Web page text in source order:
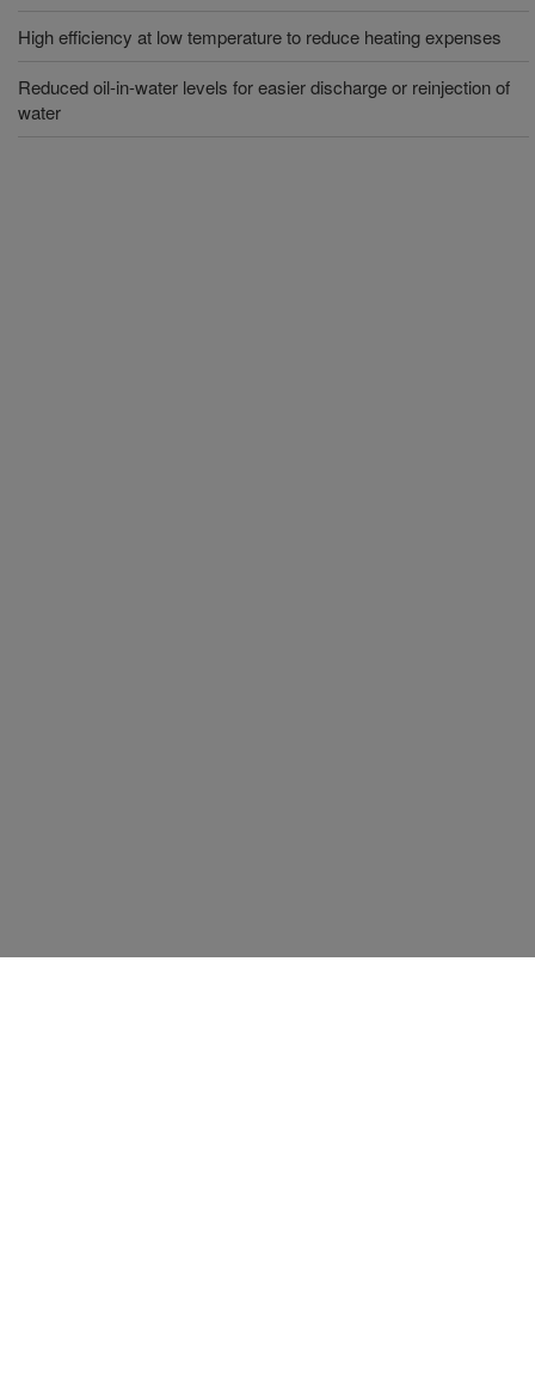
High efficiency at low temperature to reduce heating expenses
Reduced oil-in-water levels for easier discharge or reinjection of
water